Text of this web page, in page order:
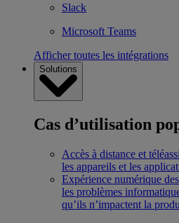
Slack
Microsoft Teams
Afficher toutes les intégrations
Solutions
Cas d’utilisation
Accès à distance et
les appareils et les
Expérience numérique
les problèmes
qu’ils n’impactent la